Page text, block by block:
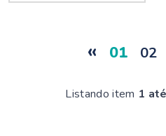
« 01 02
Listando item 1